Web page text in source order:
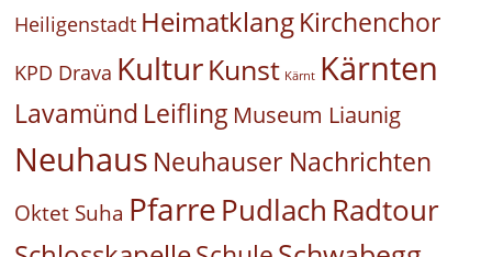
Heiligenstadt HeimatklangKirchenchor
KPD Drava KulturKunst Kärnt Kärnten
Lavamünd Leifling Museum Liaunig
Neuhaus Neuhauser Nachrichten
Oktet Suha PfarrePudlach Radtour